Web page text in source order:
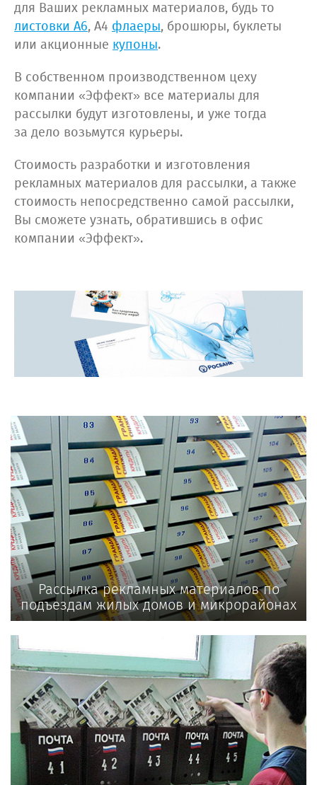
для Ваших рекламных материалов, будь то
листовки А6, А4 флаеры, брошюры, буклеты
или акционные купоны.
В собственном производственном цеху
компании «Эффект» все материалы для
рассылки будут изготовлены, и уже тогда
за дело возьмутся курьеры.
Стоимость разработки и изготовления
рекламных материалов для рассылки, а также
стоимость непосредственно самой рассылки,
Вы сможете узнать, обратившись в офис
компании «Эффект».
Рассылка рекламных материалов по
подъездам жилых домов и микрорайонах